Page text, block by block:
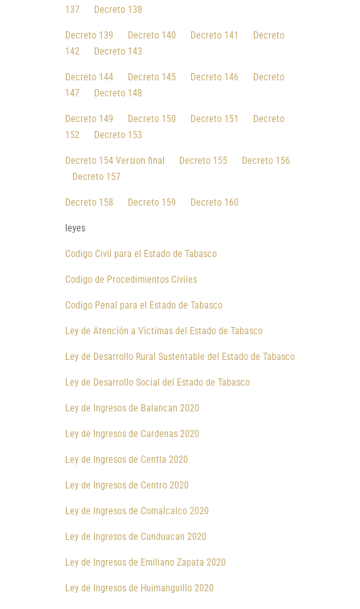
137
Decreto 138
Decreto 139 Decreto 140 Decreto 141
Decreto
142
Decreto 143
Decreto 144 Decreto 145 Decreto 146
Decreto
147
Decreto 148
Decreto 149 Decreto 150 Decreto 151
Decreto
152
Decreto 153
Decreto 154 Version final Decreto 155
Decreto 156
Decreto 157
Decreto 158 Decreto 159 Decreto 160
leyes
Codigo Civil para el Estado de Tabasco
Codigo de Procedimientos Civiles
Codigo Penal para el Estado de Tabasco
Ley de Atención a Victimas del Estado de Tabasco
Ley de Desarrollo Rural Sustentable del Estado de Tabasco
Ley de Desarrollo Social del Estado de Tabasco
Ley de Ingresos de Balancan 2020
Ley de Ingresos de Cardenas 2020
Ley de Ingresos de Centla 2020
Ley de Ingresos de Centro 2020
Ley de Ingresos de Comalcalco 2020
Ley de Ingresos de Cunduacan 2020
Ley de Ingresos de Emiliano Zapata 2020
Ley de Ingresos de Huimanguillo 2020